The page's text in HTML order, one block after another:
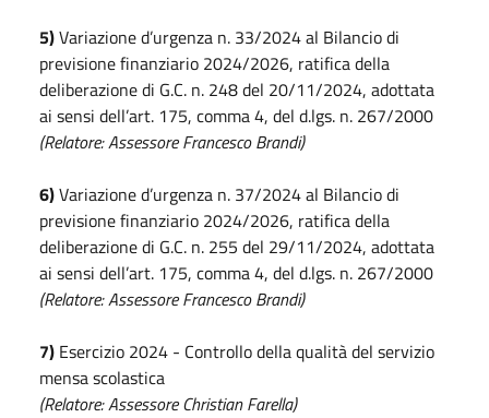
5)Variazione d’urgenza n. 33/2024 al Bilancio di
previsione finanziario 2024/2026, ratifica della
deliberazione di G.C. n. 248 del 20/11/2024, adottata
ai sensi dell’art. 175, comma 4, del d.lgs. n. 267/2000
(Relatore: Assessore Francesco Brandi)
6)Variazione d’urgenza n. 37/2024 al Bilancio di
previsione finanziario 2024/2026, ratifica della
deliberazione di G.C. n. 255 del 29/11/2024, adottata
ai sensi dell’art. 175, comma 4, del d.lgs. n. 267/2000
(Relatore: Assessore Francesco Brandi)
7) Esercizio 2024 - Controllo della qualità del servizio
mensa scolastica
(Relatore: Assessore Christian Farella)